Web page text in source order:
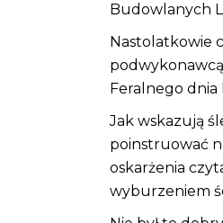
Budowlanych
Nastolatkowie
Feralnego dnia
Jak wskazują
poinstruować
oskarżenia
wyburzeniem